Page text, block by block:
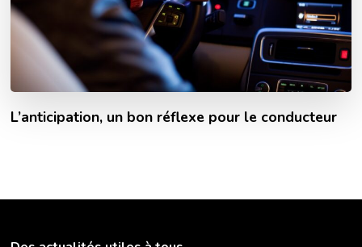
L’anticipation, un bon réflexe pour le conducteur